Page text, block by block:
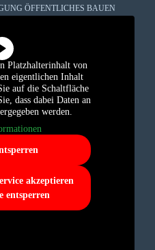
ÖFFENTLICHES BAUEN
Platzhalterinhalt von
eigentlichen Inhalt
auf die Schaltfläche
dass dabei Daten an
werden.
akzeptieren
entsperren